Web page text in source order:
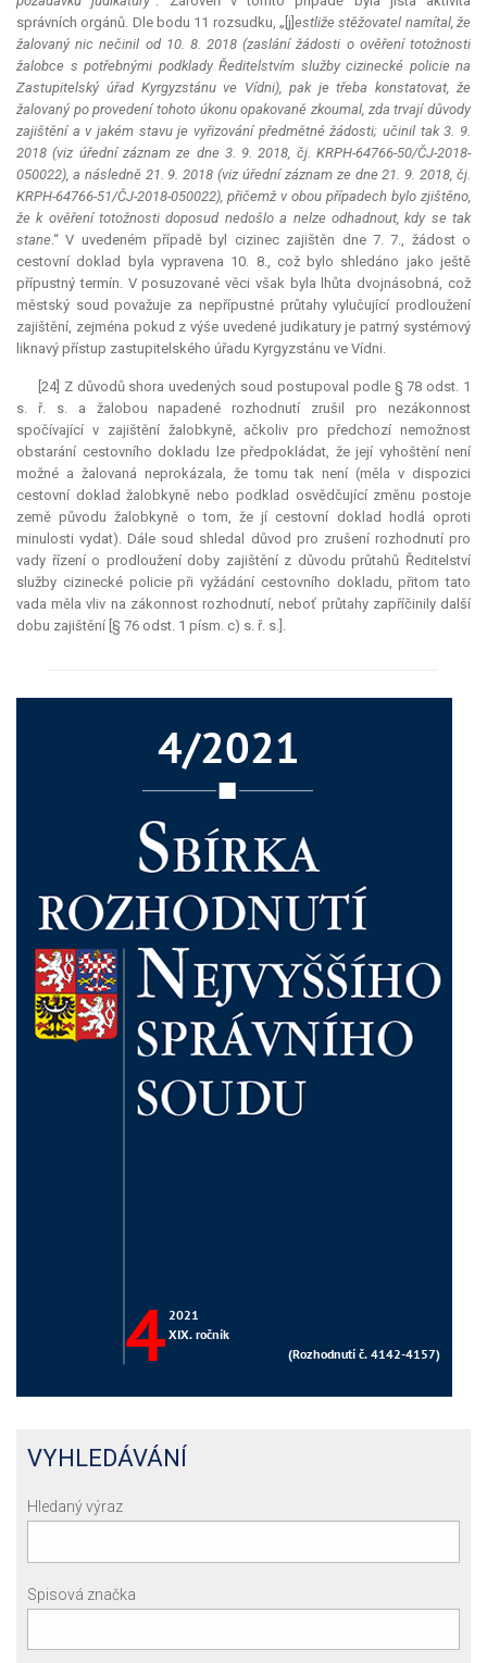
správních orgánů. Dle bodu 11 rozsudku, „[j] estliže stěžovatel namítal, že
žalovaný nic nečinil od 10. 8. 2018 (zaslání žádosti o ověření totožnosti
žalobce s potřebnými podklady Ředitelstvím služby cizinecké policie na
Zastupitelský úřad Kyrgyzstánu ve Vídni), pak je třeba konstatovat, že
žalovaný po provedení tohoto úkonu opakovaně zkoumal, zda trvají důvody
zajištění a v jakém stavu je vyřizování předmětné žádosti; učinil tak 3. 9.
2018 (viz úřední záznam ze dne 3. 9. 2018, čj. KRPH-64766-50/ČJ-2018-
050022), a následně 21. 9. 2018 (viz úřední záznam ze dne 21. 9. 2018, čj.
KRPH-64766-51/ČJ-2018-050022), přičemž v obou případech bylo zjištěno,
že k ověření totožnosti doposud nedošlo a nelze odhadnout, kdy se tak
stane.“ V uvedeném případě byl cizinec zajištěn dne 7. 7., žádost o
cestovní doklad byla vypravena 10. 8., což bylo shledáno jako ještě
přípustný termín. V posuzované věci však byla lhůta dvojnásobná, což
městský soud považuje za nepřípustné průtahy vylučující prodloužení
zajištění, zejména pokud z výše uvedené judikatury je patrný systémový
liknavý přístup zastupitelského úřadu Kyrgyzstánu ve Vídni.
[24] Z důvodů shora uvedených soud postupoval podle § 78 odst. 1
s. ř. s. a žalobou napadené rozhodnutí zrušil pro nezákonnost
spočívající v zajištění žalobkyně, ačkoliv pro předchozí nemožnost
obstarání cestovního dokladu lze předpokládat, že její vyhoštění není
možné a žalovaná neprokázala, že tomu tak není (měla v dispozici
cestovní doklad žalobkyně nebo podklad osvědčující změnu postoje
země původu žalobkyně o tom, že jí cestovní doklad hodlá oproti
minulosti vydat). Dále soud shledal důvod pro zrušení rozhodnutí pro
vady řízení o prodloužení doby zajištění z důvodu průtahů Ředitelství
služby cizinecké policie při vyžádání cestovního dokladu, přitom tato
vada měla vliv na zákonnost rozhodnutí, neboť průtahy zapříčinily další
dobu zajištění [§ 76 odst. 1 písm. c) s. ř. s.].
VYHLEDÁVÁNÍ
Hledaný výraz
Spisová značka